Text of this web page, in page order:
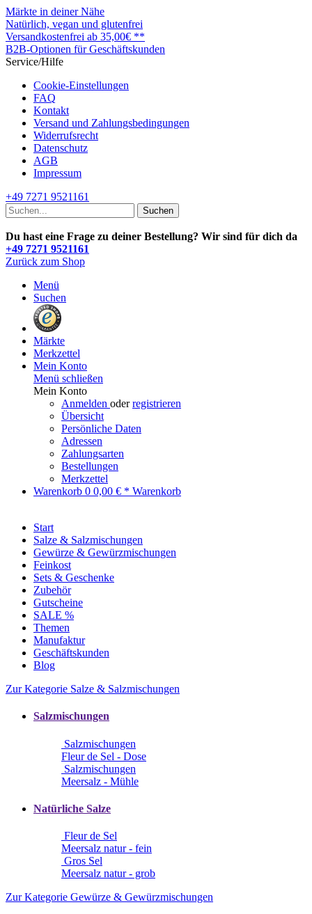
Märkte in deiner Nähe
Natürlich, vegan und glutenfrei
Versandkostenfrei ab 35,00€ **
B2B-Optionen für Geschäftskunden
Service/Hilfe
Cookie-Einstellungen
FAQ
Kontakt
Versand und Zahlungsbedingungen
Widerrufsrecht
Datenschutz
AGB
Impressum
+49 7271 9521161
Suchen
Du hast eine Frage zu deiner Bestellung? Wir sind für dich da
+49 7271 9521161
Zurück zum Shop
Menü
Suchen
Märkte
Merkzettel
Mein Konto
Menü schließen
Mein Konto
Anmelden oderregistrieren
Übersicht
Persönliche Daten
Adressen
Zahlungsarten
Bestellungen
Merkzettel
Warenkorb 0 0,00 € * Warenkorb
Start
Salze & Salzmischungen
Gewürze & Gewürzmischungen
Feinkost
Sets & Geschenke
Zubehör
Gutscheine
SALE %
Themen
Manufaktur
Geschäftskunden
Blog
Zur Kategorie Salze & Salzmischungen
Salzmischungen
Salzmischungen
Fleur de Sel - Dose
Salzmischungen
Meersalz - Mühle
Natürliche Salze
Fleur de Sel
Meersalz natur - fein
Gros Sel
Meersalz natur - grob
Zur Kategorie Gewürze & Gewürzmischungen